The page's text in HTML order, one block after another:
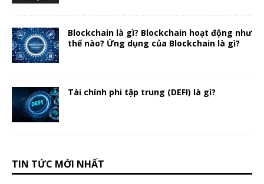
Blockchain là gì? Blockchain hoạt động như
thế nào? Ứng dụng của Blockchain là gì?
Tài chính phi tập trung (DEFI) là gì?
TIN TỨC MỚI NHẤT